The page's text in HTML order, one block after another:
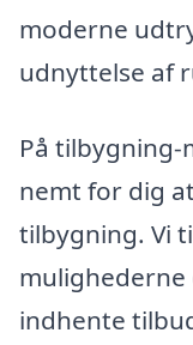
moderne
udnyttelse af
På
nemt for dig
tilbygning. Vi
indhente